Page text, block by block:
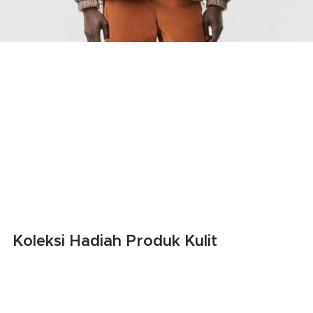
Koleksi Hadiah Produk Kulit